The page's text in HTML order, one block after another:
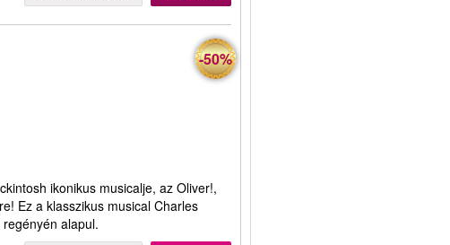
-50%
ikonikus musicalje, az Oliver!,
Ez a klasszikus musical Charles
alapul.